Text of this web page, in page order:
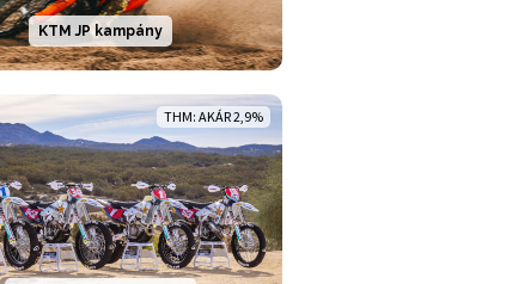
KTM JP kampány
THM: AKÁR 2,9%